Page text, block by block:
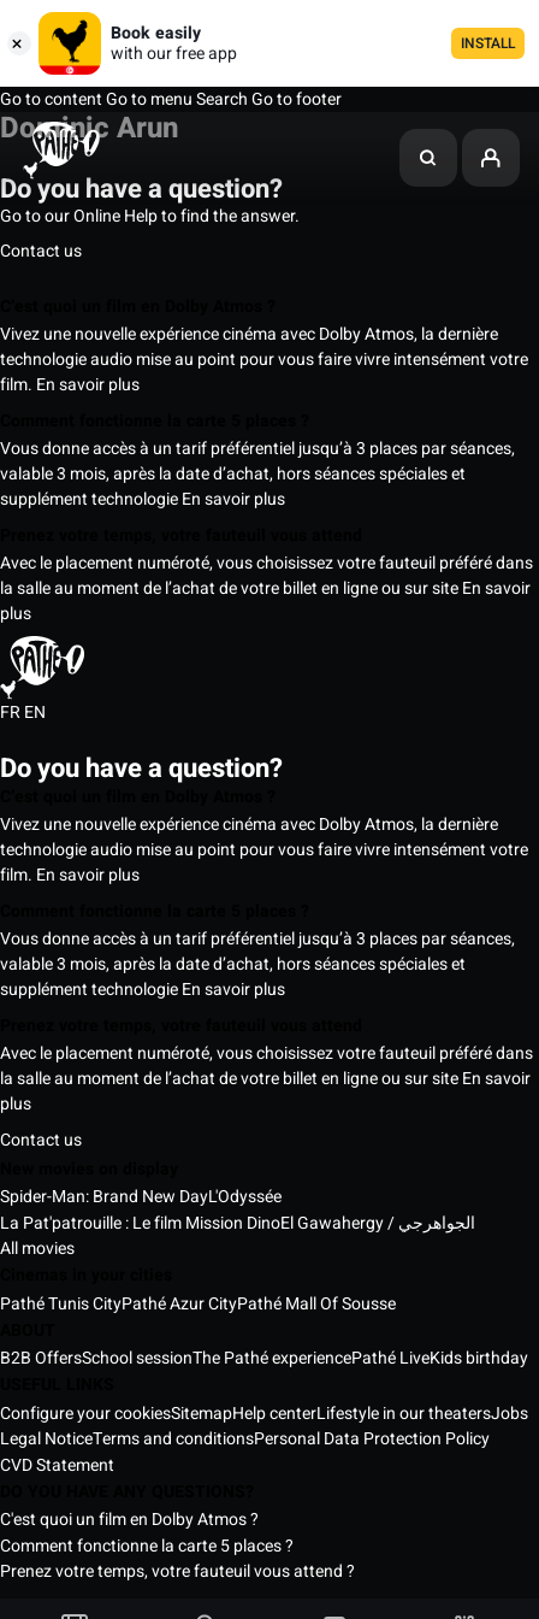
Book easily
with our free app
INSTALL
Go to contentGo to menuSearchGo to footer
Dominic Arun
Do you have a question?
Go to our Online Help to find the answer.
Contact us
Vivez une nouvelle expérience cinéma avec Dolby Atmos, la dernière
technologie audio mise au point pour vous faire vivre intensément votre
film. En savoir plus
Vous donne accès à un tarif préférentiel jusqu’à 3 places par séances,
valable 3 mois, après la date d’achat, hors séances spéciales et
supplément technologieEn savoir plus
Avec le placement numéroté, vous choisissez votre fauteuil préféré dans
la salle au moment de l’achat de votre billet en ligne ou sur siteEn savoir
plus
FREN
Do you have a question?
Vivez une nouvelle expérience cinéma avec Dolby Atmos, la dernière
technologie audio mise au point pour vous faire vivre intensément votre
film. En savoir plus
Vous donne accès à un tarif préférentiel jusqu’à 3 places par séances,
valable 3 mois, après la date d’achat, hors séances spéciales et
supplément technologieEn savoir plus
Avec le placement numéroté, vous choisissez votre fauteuil préféré dans
la salle au moment de l’achat de votre billet en ligne ou sur siteEn savoir
plus
Contact us
Spider-Man: Brand New DayL'Odyssée
La Pat'patrouille : Le film Mission Dino
El Gawahergy / الجواهرجي
All movies
Pathé Tunis CityPathé Azur CityPathé Mall Of Sousse
B2B OffersSchool sessionThe Pathé experiencePathé LiveKids birthday
Configure your cookiesSitemapHelp centerLifestyle in our theatersJobs
Legal NoticeTerms and conditionsPersonal Data Protection Policy
CVD Statement
C'est quoi un film en Dolby Atmos ?
Comment fonctionne la carte 5 places ?
Prenez votre temps, votre fauteuil vous attend ?